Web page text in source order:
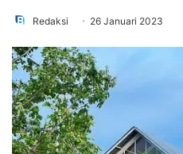
Redaksi 26 Januari 2023